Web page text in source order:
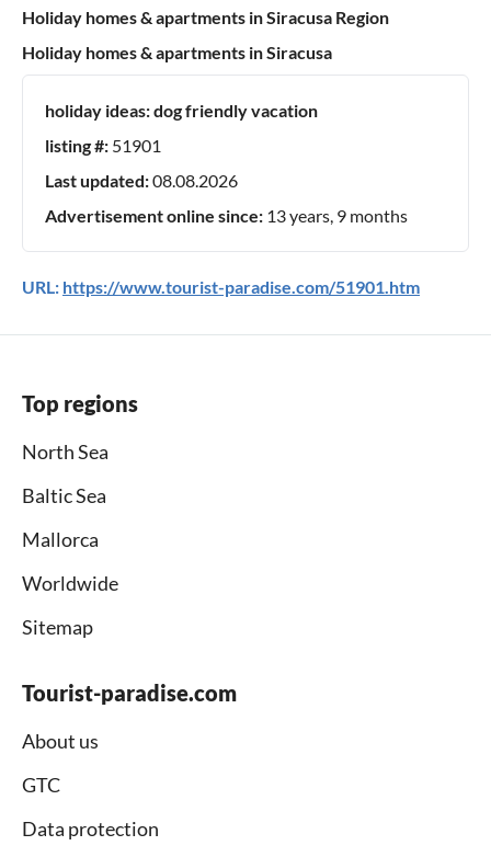
Holiday homes & apartments in Siracusa Region
Holiday homes & apartments in Siracusa
holiday ideas:dog friendly vacation
listing #: 51901
Last updated:08.08.2026
Advertisement online since: 13 years, 9 months
URL: https://www.tourist-paradise.com/51901.htm
Top regions
North Sea
Baltic Sea
Mallorca
Worldwide
Sitemap
Tourist-paradise.com
About us
GTC
Data protection